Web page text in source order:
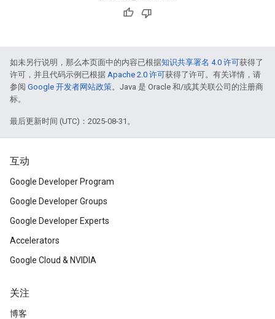
如未另行说明，那么本页面中的内容已根据知识共享署名 4.0 许可获得了
许可，并且代码示例已根据 Apache 2.0 许可获得了许可。有关详情，请
参阅 Google 开发者网站政策。Java 是 Oracle 和/或其关联公司的注册商
标。
最后更新时间 (UTC)：2025-08-31。
互动
Google Developer Program
Google Developer Groups
Google Developer Experts
Accelerators
Google Cloud & NVIDIA
关注
博客